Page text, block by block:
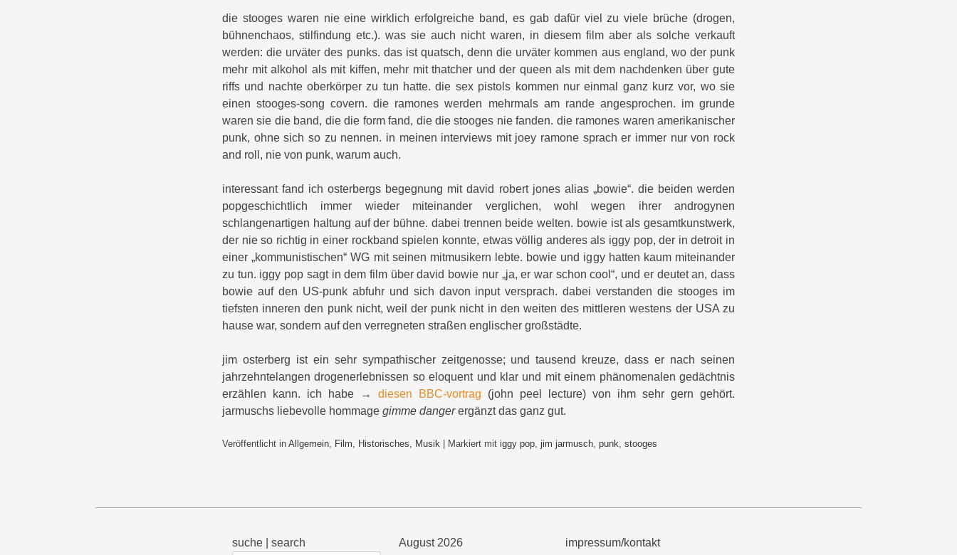
die stooges waren nie eine wirklich erfolgreiche band, es gab dafür viel zu viele brüche (drogen,
bühnenchaos, stilfindung etc.). was sie auch nicht waren, in diesem film aber als solche verkauft
werden: die urväter des punks. das ist quatsch, denn die urväter kommen aus england, wo der punk
mehr mit alkohol als mit kiffen, mehr mit thatcher und der queen als mit dem nachdenken über gute
riffs und nachte oberkörper zu tun hatte. die sex pistols kommen nur einmal ganz kurz vor, wo sie
einen stooges-song covern. die ramones werden mehrmals am rande angesprochen. im grunde
waren sie die band, die die form fand, die die stooges nie fanden. die ramones waren amerikanischer
punk, ohne sich so zu nennen. in meinen interviews mit joey ramone sprach er immer nur von rock
and roll, nie von punk, warum auch.
interessant fand ich osterbergs begegnung mit david robert jones alias „bowie“. die beiden werden
popgeschichtlich immer wieder miteinander verglichen, wohl wegen ihrer androgynen
schlangenartigen haltung auf der bühne. dabei trennen beide welten. bowie ist als gesamtkunstwerk,
der nie so richtig in einer rockband spielen konnte, etwas völlig anderes als iggy pop, der in detroit in
einer „kommunistischen“ WG mit seinen mitmusikern lebte. bowie und iggy hatten kaum miteinander
zu tun. iggy pop sagt in dem film über david bowie nur „ja, er war schon cool“, und er deutet an, dass
bowie auf den US-punk abfuhr und sich davon input versprach. dabei verstanden die stooges im
tiefsten inneren den punk nicht, weil der punk nicht in den weiten des mittleren westens der USA zu
hause war, sondern auf den verregneten straßen englischer großstädte.
jim osterberg ist ein sehr sympathischer zeitgenosse; und tausend kreuze, dass er nach seinen
jahrzehntelangen drogenerlebnissen so eloquent und klar und mit einem phänomenalen gedächtnis
erzählen kann. ich habe →
diesen BBC-vortrag (john peel lecture) von ihm sehr gern gehört.
jarmuschs liebevolle hommage gimme dangerergänzt das ganz gut.
Veröffentlicht in Allgemein, Film, Historisches, Musik Markiert mit iggy pop, jim jarmusch, punk, stooges
suche | search
August 2026
impressum/kontakt